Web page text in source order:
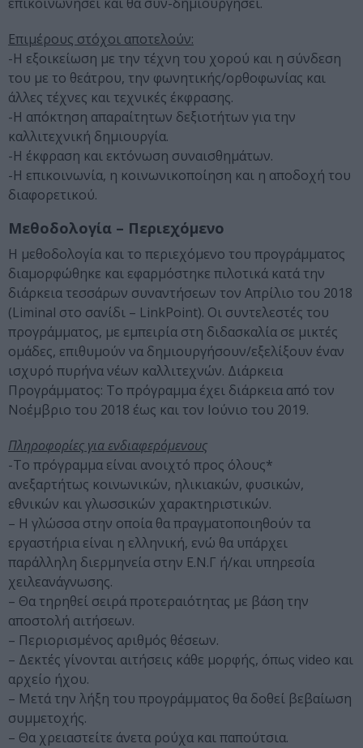
Επιμέρους στόχοι αποτελούν:
-Η εξοικείωση με την τέχνη του χορού και η σύνδεση
του με το θεάτρου, την φωνητικής/ορθοφωνίας και
άλλες τέχνες και τεχνικές έκφρασης.
-Η απόκτηση απαραίτητων δεξιοτήτων για την
καλλιτεχνική δημιουργία.
-Η έκφραση και εκτόνωση συναισθημάτων.
-Η επικοινωνία, η κοινωνικοποίηση και η αποδοχή του
διαφορετικού.
Μεθοδολογία – Περιεχόμενο
Η μεθοδολογία και το περιεχόμενο του προγράμματος
διαμορφώθηκε και εφαρμόστηκε πιλοτικά κατά την
διάρκεια τεσσάρων συναντήσεων τον Απρίλιο του 2018
(Liminal στο σανίδι – LinkPoint). Οι συντελεστές του
προγράμματος, με εμπειρία στη διδασκαλία σε μικτές
ομάδες, επιθυμούν να δημιουργήσουν/εξελίξουν έναν
ισχυρό πυρήνα νέων καλλιτεχνών. Διάρκεια
Προγράμματος: Το πρόγραμμα έχει διάρκεια από τον
Νοέμβριο του 2018 έως και τον Ιούνιο του 2019.
Πληροφορίες για ενδιαφερόμενους
-Το πρόγραμμα είναι ανοιχτό προς όλους*
ανεξαρτήτως κοινωνικών, ηλικιακών, φυσικών,
εθνικών και γλωσσικών χαρακτηριστικών.
– Η γλώσσα στην οποία θα πραγματοποιηθούν τα
εργαστήρια είναι η ελληνική, ενώ θα υπάρχει
παράλληλη διερμηνεία στην Ε.Ν.Γ ή/και υπηρεσία
χειλεανάγνωσης.
– Θα τηρηθεί σειρά προτεραιότητας με βάση την
αποστολή αιτήσεων.
– Περιορισμένος αριθμός θέσεων.
– Δεκτές γίνονται αιτήσεις κάθε μορφής, όπως video και
αρχείο ήχου.
– Μετά την λήξη του προγράμματος θα δοθεί βεβαίωση
συμμετοχής.
– Θα χρειαστείτε άνετα ρούχα και παπούτσια.